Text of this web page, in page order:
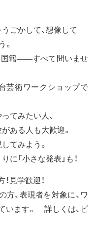
ごかして、想像して
。
国籍——すべて問いませ
芸術ワークショップで
てみたい人、
ある人も大歓迎。
てみよう。
に「小さな発表」も！
見学歓迎！
方、表現者を対象に、ワ
います。 詳しくは、ビ